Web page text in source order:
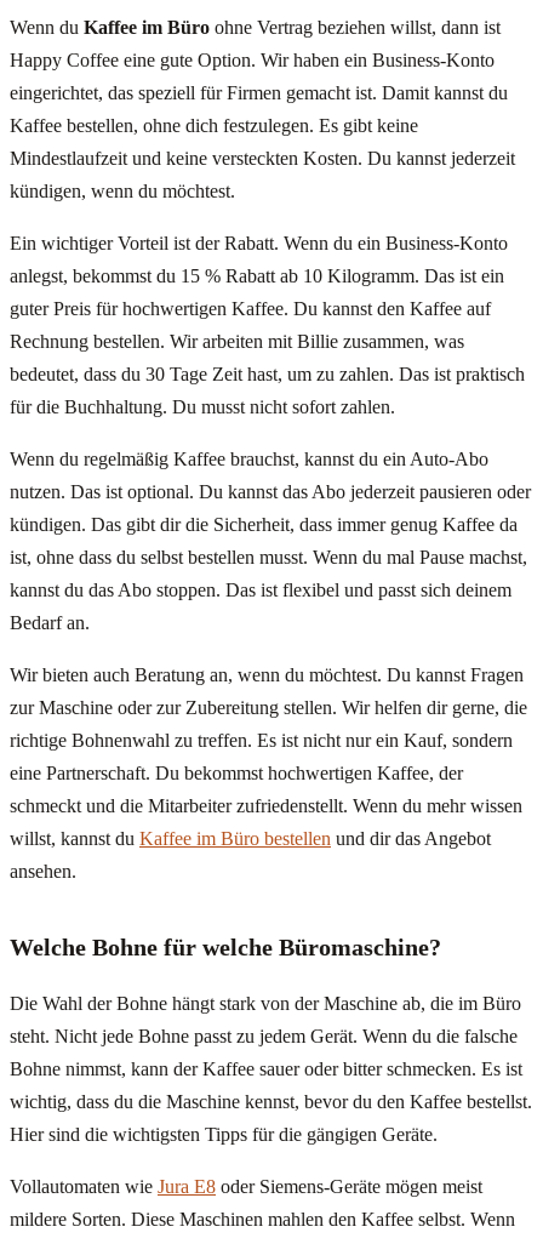
Wenn du Kaffee im Büro ohne Vertrag beziehen willst, dann ist
Happy Coffee eine gute Option. Wir haben ein Business-Konto
eingerichtet, das speziell für Firmen gemacht ist. Damit kannst du
Kaffee bestellen, ohne dich festzulegen. Es gibt keine
Mindestlaufzeit und keine versteckten Kosten. Du kannst jederzeit
kündigen, wenn du möchtest.
Ein wichtiger Vorteil ist der Rabatt. Wenn du ein Business-Konto
anlegst, bekommst du 15 % Rabatt ab 10 Kilogramm. Das ist ein
guter Preis für hochwertigen Kaffee. Du kannst den Kaffee auf
Rechnung bestellen. Wir arbeiten mit Billie zusammen, was
bedeutet, dass du 30 Tage Zeit hast, um zu zahlen. Das ist praktisch
für die Buchhaltung. Du musst nicht sofort zahlen.
Wenn du regelmäßig Kaffee brauchst, kannst du ein Auto-Abo
nutzen. Das ist optional. Du kannst das Abo jederzeit pausieren oder
kündigen. Das gibt dir die Sicherheit, dass immer genug Kaffee da
ist, ohne dass du selbst bestellen musst. Wenn du mal Pause machst,
kannst du das Abo stoppen. Das ist flexibel und passt sich deinem
Bedarf an.
Wir bieten auch Beratung an, wenn du möchtest. Du kannst Fragen
zur Maschine oder zur Zubereitung stellen. Wir helfen dir gerne, die
richtige Bohnenwahl zu treffen. Es ist nicht nur ein Kauf, sondern
eine Partnerschaft. Du bekommst hochwertigen Kaffee, der
schmeckt und die Mitarbeiter zufriedenstellt. Wenn du mehr wissen
willst, kannst du Kaffee im Büro bestellen und dir das Angebot
ansehen.
Welche Bohne für welche Büromaschine?
Die Wahl der Bohne hängt stark von der Maschine ab, die im Büro
steht. Nicht jede Bohne passt zu jedem Gerät. Wenn du die falsche
Bohne nimmst, kann der Kaffee sauer oder bitter schmecken. Es ist
wichtig, dass du die Maschine kennst, bevor du den Kaffee bestellst.
Hier sind die wichtigsten Tipps für die gängigen Geräte.
Vollautomaten wie Jura E8 oder Siemens-Geräte mögen meist
mildere Sorten. Diese Maschinen mahlen den Kaffee selbst. Wenn